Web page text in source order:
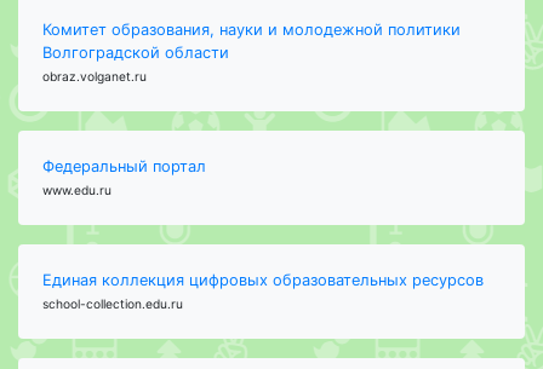
Комитет образования, науки и молодежной политики
Волгоградской области
obraz.volganet.ru
Федеральный портал
www.edu.ru
Единая коллекция цифровых образовательных ресурсов
school-collection.edu.ru